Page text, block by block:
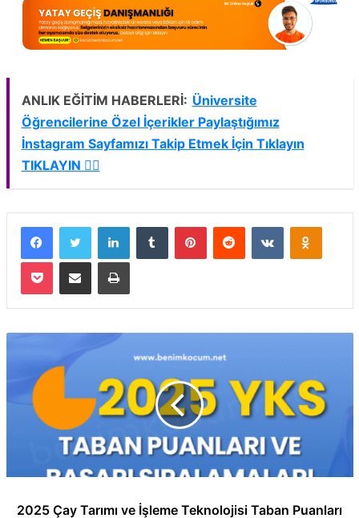
ANLIK EĞİTİM HABERLERİ: Üniversite
Öğrencilerine Özel İçerikler Paylaştığımız
İnstagram Sayfamızı Takip Etmek İçin Tıklayın
TIKLAYIN 👈🏻
FacebookTwitter LinkedInTumblr PinterestReddit VKontakte
Pocket E-Posta ile paylaş Yazdır
2025 Çay Tarımı ve İşleme Teknolojisi Taban Puanları